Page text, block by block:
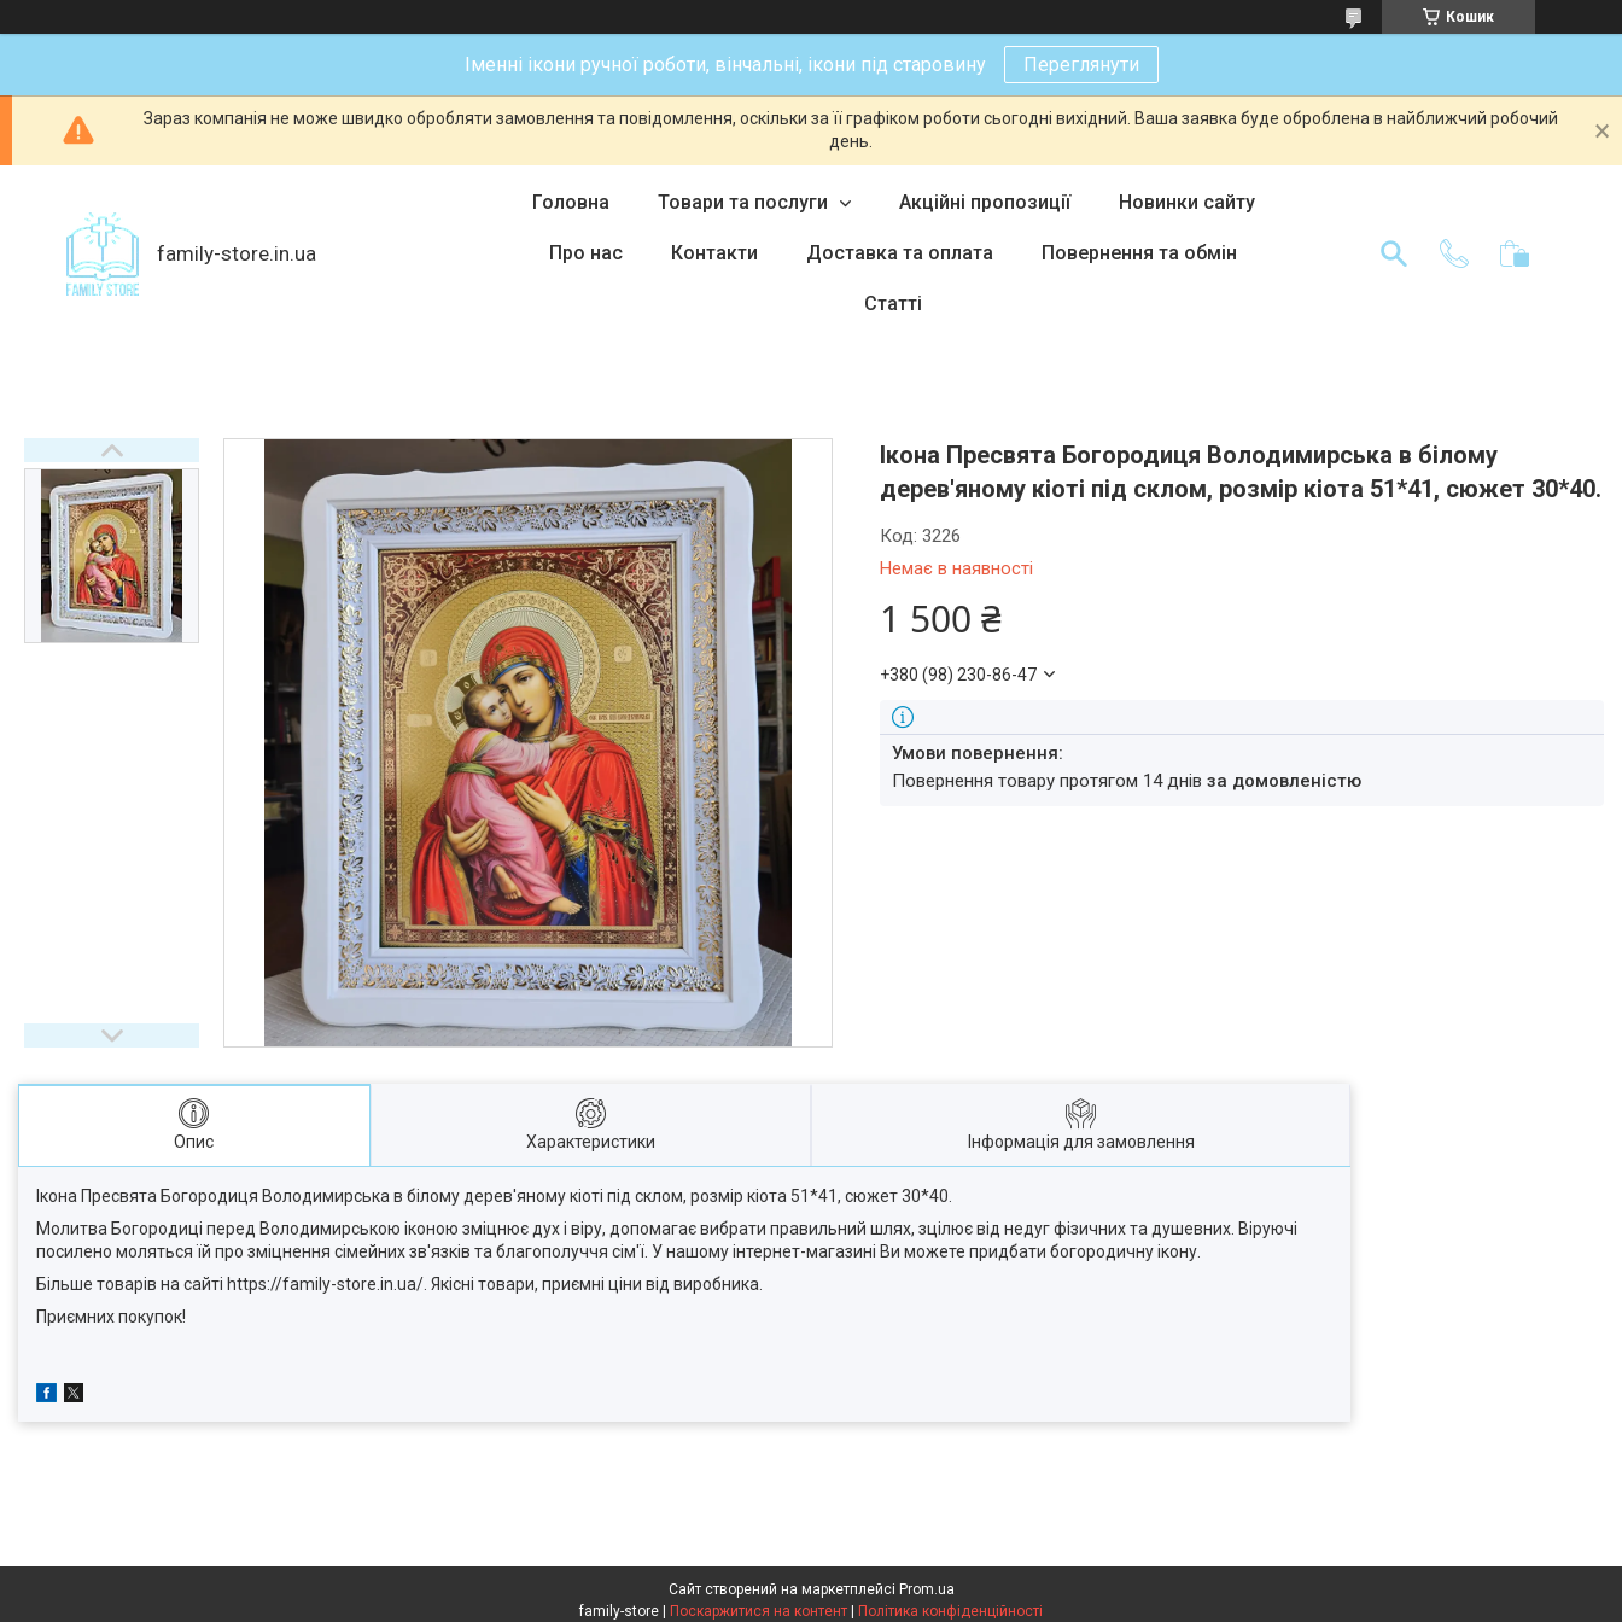
Кошик
Іменні ікони ручної роботи, вінчальні, ікони під старовину Переглянути
Зараз компанія не може швидко обробляти замовлення та повідомлення, оскільки за її графіком роботи сьогодні вихідний. Ваша заявка буде оброблена в найближчий робочий
день.
family-store.in.ua
Головна Товари та послуги Акційні пропозиції Новинки сайту
Про нас Контакти Доставка та оплата Повернення та обмін
Статті
Ікона Пресвята Богородиця Володимирська в білому
дерев'яному кіоті під склом, розмір кіота 51*41, сюжет 30*40.
Немає в наявності
Код:3226
1 500 ₴
+380 (98) 230-86-47
повернення товару протягом 14 днівза домовленістю
Опис Характеристики Інформація для замовлення
Ікона Пресвята Богородиця Володимирська в білому дерев'яному кіоті під склом, розмір кіота 51*41, сюжет 30*40.
Молитва Богородиці перед Володимирською іконою зміцнює дух і віру, допомагає вибрати правильний шлях, зцілює від недуг фізичних та душевних. Віруючі
посилено моляться їй про зміцнення сімейних зв'язків та благополуччя сім'ї. У нашому інтернет-магазині Ви можете придбати богородичну ікону.
Більше товарів на сайті https://family-store.in.ua/. Якісні товари, приємні ціни від виробника.
Приємних покупок!
Сайт створений на маркетплейсі Prom.ua
Поскаржитися на контент Політика конфіденційності